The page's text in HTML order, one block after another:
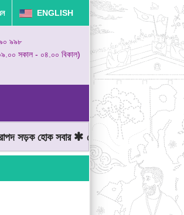
ENGLISH
৯৯৮
সকাল - ০৪.০০ বিকাল)
সড়ক হোক সবার মোটরযান চালানোর সময়